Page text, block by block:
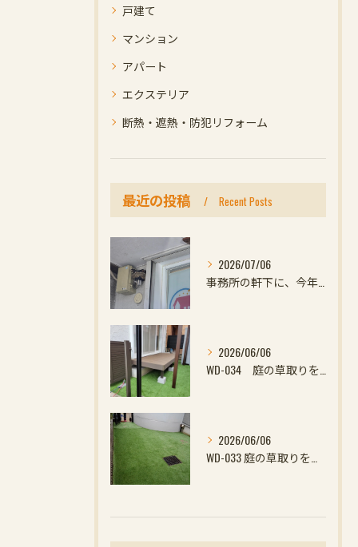
戸建て
マンション
アパート
エクステリア
断熱・遮熱・防犯リフォーム
最近の投稿 Recent Posts
2026/07/06
2026/06/06
2026/06/06